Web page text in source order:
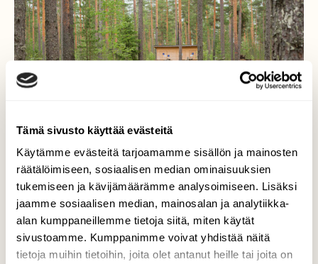
Tämä sivusto käyttää evästeitä
Käytämme evästeitä tarjoamamme sisällön ja mainosten
räätälöimiseen, sosiaalisen median ominaisuuksien
tukemiseen ja kävijämäärämme analysoimiseen. Lisäksi
jaamme sosiaalisen median, mainosalan ja analytiikka-
alan kumppaneillemme tietoja siitä, miten käytät
sivustoamme. Kumppanimme voivat yhdistää näitä
tietoja muihin tietoihin, joita olet antanut heille tai joita on